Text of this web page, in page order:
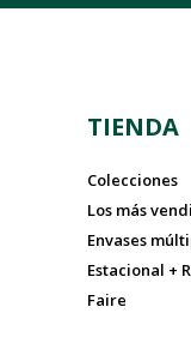
TIENDA
Colecciones
Los más
Envases
Estacional +
Faire